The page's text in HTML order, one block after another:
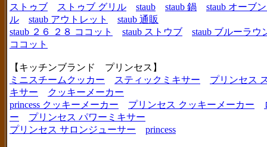
ストゥブ
ストゥブ グリル staub staub 鍋
staub オーブ
ル
staub アウトレット
staub 通販
staub ２６ ２８ ココット
staub ストウブ
staub ブルーラウ
ココット
【キッチンブランド プリンセス】
ミニスチームクッカー
スティックミキサー
プリンセス
キサー
クッキーメーカー
princess クッキーメーカー
プリンセス クッキーメーカー
ー
プリンセス パワーミキサー
プリンセス サロンジューサー
princess